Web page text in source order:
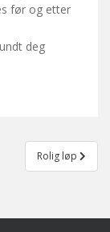
før og etter
deg
Rolig løp